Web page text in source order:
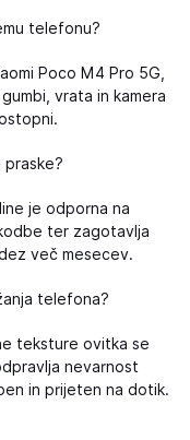
telefonu?
Poco M4 Pro 5G,
vrata in kamera
je odporna na
ter zagotavlja
več mesecev.
telefona?
teksture ovitka se
nevarnost
in prijeten na dotik.